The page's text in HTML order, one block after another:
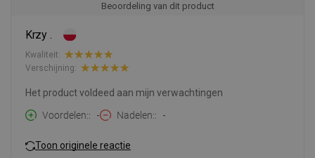
Beoordeling van dit product
Krzy .
Kwaliteit:
Verschijning:
Het product voldeed aan mijn verwachtingen
Voordelen:
- Nadelen: -
Toon originele reactie